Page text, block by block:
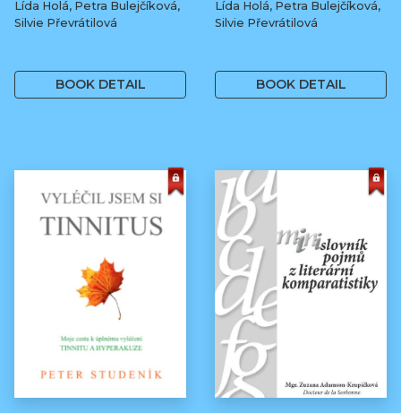
Lída Holá, Petra Bulejčíková,
Silvie Převrátilová
BOOK DETAIL
Lída Holá, Petra Bulejčíková,
Silvie Převrátilová
BOOK DETAIL